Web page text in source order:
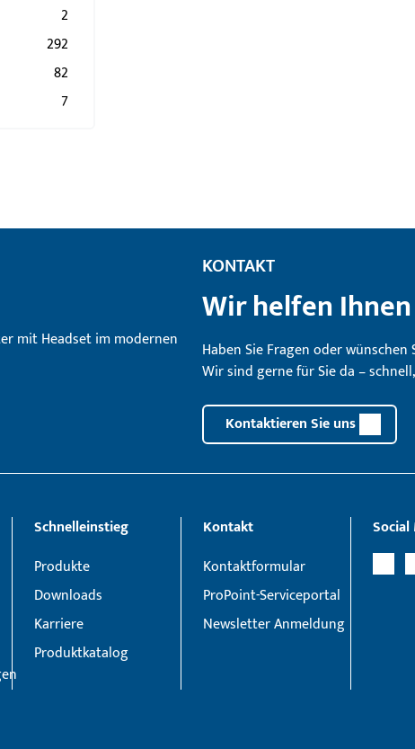
2
292
82
7
KONTAKT
Wir helfen
Haben Sie Fragen oder
Wir sind gerne für Sie da –
Kontaktieren Sie uns
Schnelleinstieg
Produkte
Downloads
Karriere
Produktkatalog
Kontakt
Kontaktformular
ProPoint-Serviceportal
Newsletter Anmeldung
Social